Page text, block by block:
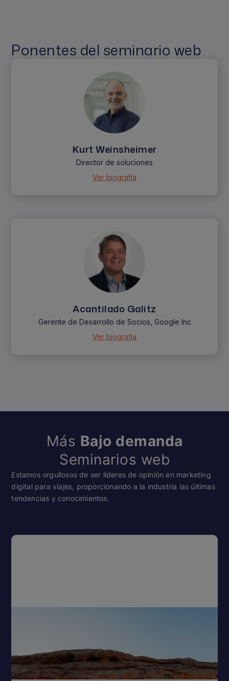
Ponentes del seminario web
Kurt Weinsheimer
Director de soluciones
Ver biografía
Acantilado Galitz
Gerente de Desarrollo de Socios, Google Inc
Ver biografía
Más Bajo demanda
Seminarios web
Estamos orgullosos de ser líderes de opinión en marketing
digital para viajes, proporcionando a la industria las últimas
tendencias y conocimientos.